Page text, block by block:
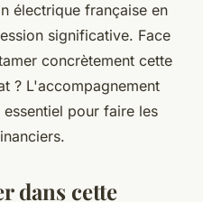
électrique française en
significative. Face
concrètement cette
? L'accompagnement
pour faire les
dans cette